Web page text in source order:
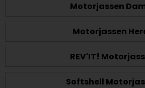
Motorjassen
Motorjassen
REV'IT!
Softshell